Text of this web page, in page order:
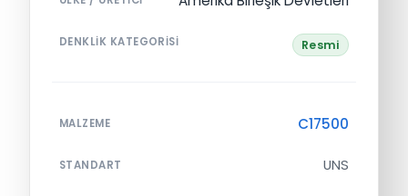
DENKLIK KATEGORISI Resmi
MALZEME C17500
STANDART UNS